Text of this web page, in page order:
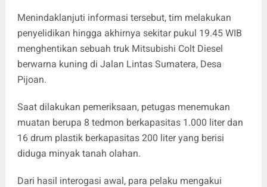
Menindaklanjuti informasi tersebut, tim melakukan
penyelidikan hingga akhirnya sekitar pukul 19.45 WIB
menghentikan sebuah truk Mitsubishi Colt Diesel
berwarna kuning di Jalan Lintas Sumatera, Desa
Pijoan.
Saat dilakukan pemeriksaan, petugas menemukan
muatan berupa 8 tedmon berkapasitas 1.000 liter dan
16 drum plastik berkapasitas 200 liter yang berisi
diduga minyak tanah olahan.
Dari hasil interogasi awal, para pelaku mengakui